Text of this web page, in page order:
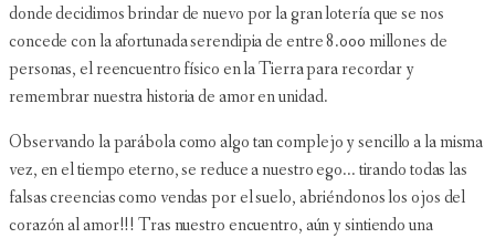
donde decidimos brindar de nuevo por la gran lotería que se nos
concede con la afortunada serendipia de entre 8.000 millones de
personas, el reencuentro físico en la Tierra para recordar y
remembrar nuestra historia de amor en unidad.
Observando la parábola como algo tan complejo y sencillo a la misma
vez, en el tiempo eterno, se reduce a nuestro ego... tirando todas las
falsas creencias como vendas por el suelo, abriéndonos los ojos del
corazón al amor!!! Tras nuestro encuentro, aún y sintiendo una